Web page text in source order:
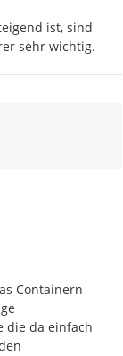
ist, sind
sehr wichtig.
Containern
die da einfach